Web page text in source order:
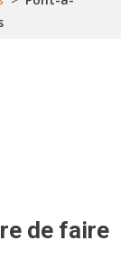
de faire